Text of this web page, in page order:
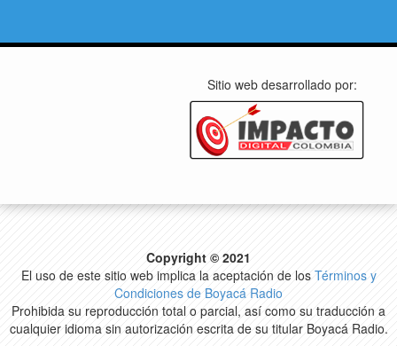
Sitio web desarrollado por:
Copyright © 2021
El uso de este sitio web implica la aceptación de los Términos y
Condiciones de Boyacá Radio
Prohibida su reproducción total o parcial, así como su traducción a
cualquier idioma sin autorización escrita de su titular Boyacá Radio.